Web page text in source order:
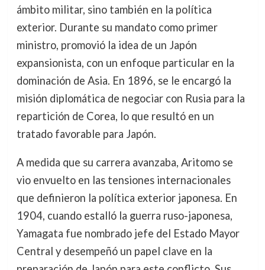
ámbito militar, sino también en la política
exterior. Durante su mandato como primer
ministro, promovió la idea de un Japón
expansionista, con un enfoque particular en la
dominación de Asia. En 1896, se le encargó la
misión diplomática de negociar con Rusia para la
repartición de Corea, lo que resultó en un
tratado favorable para Japón.
A medida que su carrera avanzaba, Aritomo se
vio envuelto en las tensiones internacionales
que definieron la política exterior japonesa. En
1904, cuando estalló la guerra ruso-japonesa,
Yamagata fue nombrado jefe del Estado Mayor
Central y desempeñó un papel clave en la